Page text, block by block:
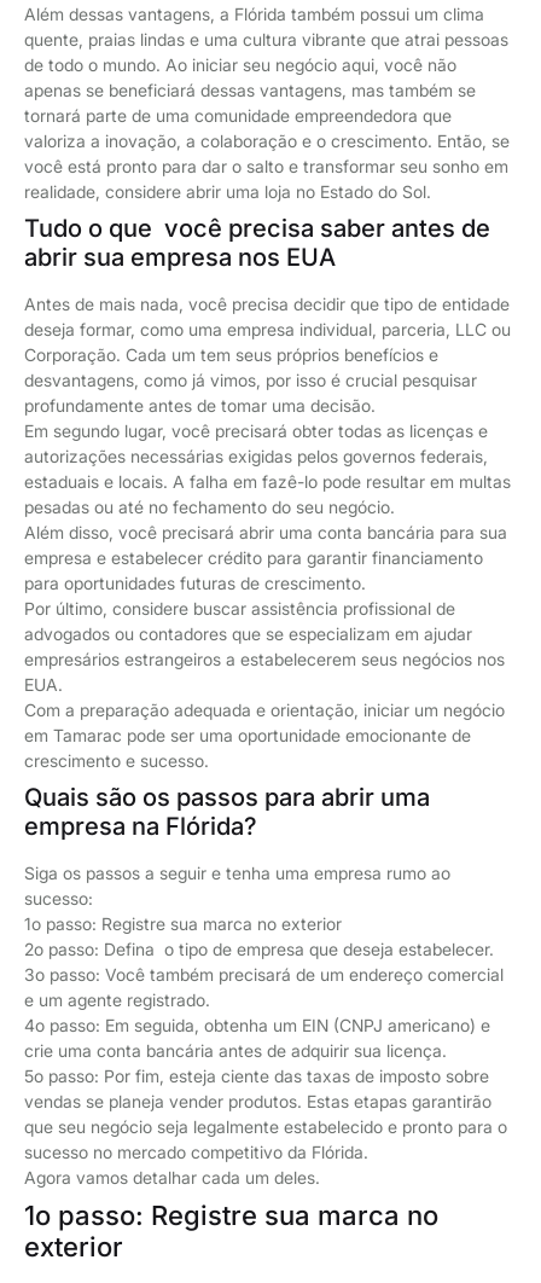
Além dessas vantagens, a Flórida também possui um clima
quente, praias lindas e uma cultura vibrante que atrai pessoas
de todo o mundo. Ao iniciar seu negócio aqui, você não
apenas se beneficiará dessas vantagens, mas também se
tornará parte de uma comunidade empreendedora que
valoriza a inovação, a colaboração e o crescimento. Então, se
você está pronto para dar o salto e transformar seu sonho em
realidade, considere abrir uma loja no Estado do Sol.
Tudo o que você precisa saber antes de
abrir sua empresa nos EUA
Antes de mais nada, você precisa decidir que tipo de entidade
deseja formar, como uma empresa individual, parceria, LLC ou
Corporação. Cada um tem seus próprios benefícios e
desvantagens, como já vimos, por isso é crucial pesquisar
profundamente antes de tomar uma decisão.
Em segundo lugar, você precisará obter todas as licenças e
autorizações necessárias exigidas pelos governos federais,
estaduais e locais. A falha em fazê-lo pode resultar em multas
pesadas ou até no fechamento do seu negócio.
Além disso, você precisará abrir uma conta bancária para sua
empresa e estabelecer crédito para garantir financiamento
para oportunidades futuras de crescimento.
Por último, considere buscar assistência profissional de
advogados ou contadores que se especializam em ajudar
empresários estrangeiros a estabelecerem seus negócios nos
EUA.
Com a preparação adequada e orientação, iniciar um negócio
em Tamarac pode ser uma oportunidade emocionante de
crescimento e sucesso.
Quais são os passos para abrir uma
empresa na Flórida?
Siga os passos a seguir e tenha uma empresa rumo ao
sucesso:
1o passo: Registre sua marca no exterior
2o passo: Defina o tipo de empresa que deseja estabelecer.
3o passo: Você também precisará de um endereço comercial
e um agente registrado.
4o passo: Em seguida, obtenha um EIN (CNPJ americano) e
crie uma conta bancária antes de adquirir sua licença.
5o passo: Por fim, esteja ciente das taxas de imposto sobre
vendas se planeja vender produtos. Estas etapas garantirão
que seu negócio seja legalmente estabelecido e pronto para o
sucesso no mercado competitivo da Flórida.
Agora vamos detalhar cada um deles.
1o passo: Registre sua marca no
exterior